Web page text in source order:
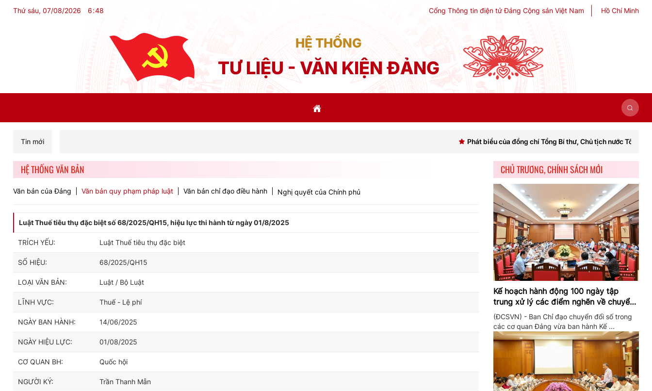
Thứ sáu, 07/08/2026 6:48 Cổng Thông tin điện tử Đảng Cộng sản Việt Nam Hồ Chí Minh
HỆ THỐNG
TƯ LIỆU - VĂN KIỆN ĐẢNG
Tin mới Phát biểu của đồng chí Tổng Bí thư, Chủ tịch nước Tô Lâm khai mạc
HỆ THỐNG VĂN BẢN
Văn bản của Đảng Văn bản quy phạm pháp luật Văn bản chỉ đạo điều hành Nghị quyết của Chính phủ
Luật Thuế tiêu thụ đặc biệt số 68/2025/QH15, hiệu lực thi hành từ ngày 01/8/2025
TRÍCH YẾU: Luật Thuế tiêu thụ đặc biệt
SỐ HIỆU: 68/2025/QH15
LOẠI VĂN BẢN: Luật / Bộ Luật
LĨNH VỰC: Thuế - Lệ phí
NGÀY BAN HÀNH: 14/06/2025
NGÀY HIỆU LỰC: 01/08/2025
CƠ QUAN BH: Quốc hội
NGƯỜI KÝ: Trần Thanh Mẫn
CHỦ TRƯƠNG, CHÍNH SÁCH MỚI
Kế hoạch hành động 100 ngày tập
trung xử lý các điểm nghẽn về chuyển
đổi số trong các cơ quan Đảng
(ĐCSVN) - Ban Chỉ đạo chuyển đổi số trong
các cơ quan Đảng vừa ban hành Kế ...